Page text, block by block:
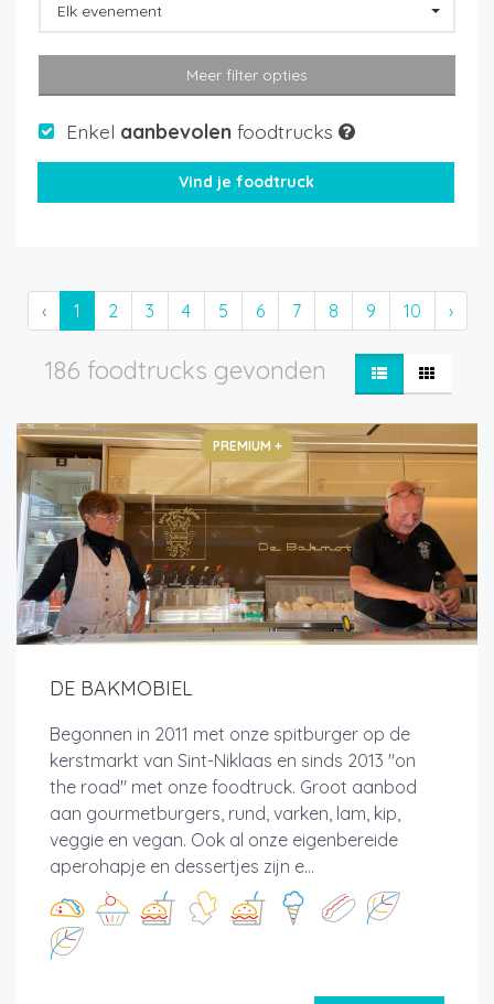
Elk evenement
Meer filter opties
Enkel aanbevolen foodtrucks
‹ 1 2 3 4 5 6 7 8 9 10 ›
186 foodtrucks gevonden
PREMIUM +
DE BAKMOBIEL
Begonnen in 2011 met onze spitburger op de
kerstmarkt van Sint-Niklaas en sinds 2013 "on
the road" met onze foodtruck. Groot aanbod
aan gourmetburgers, rund, varken, lam, kip,
veggie en vegan. Ook al onze eigenbereide
aperohapje en dessertjes zijn e...